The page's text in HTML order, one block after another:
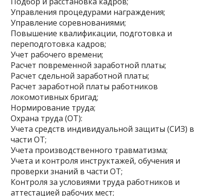
Управления процедурами награждения;
Управление соревнованиями;
Повышение квалификации, подготовка и
переподготовка кадров;
Учет рабочего времени;
Расчет повременной заработной платы;
Расчет сдельной заработной платы;
Расчет заработной платы работников
локомотивных бригад;
Нормирование труда;
Охрана труда (ОТ):
Учета средств индивидуальной защиты (СИЗ) в
части ОТ;
Учета производственного травматизма;
Учета и контроля инструктажей, обучения и
проверки знаний в части ОТ;
Контроля за условиями труда работников и
аттестацией рабочих мест;